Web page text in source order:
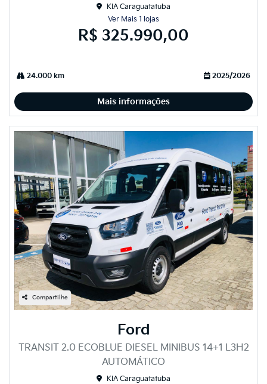
KIA Caraguatatuba
Ver Mais 1 lojas
R$ 325.990,00
24.000 km 2025/2026
Mais informações
Compartilhe
Ford
TRANSIT 2.0 ECOBLUE DIESEL MINIBUS 14+1 L3H2
AUTOMÁTICO
KIA Caraguatatuba